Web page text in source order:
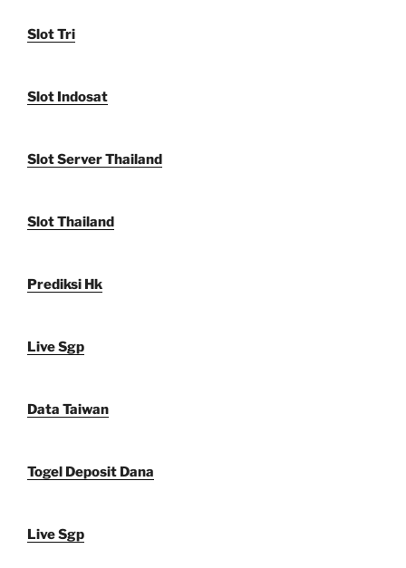
Slot Tri
Slot Indosat
Slot Server Thailand
Slot Thailand
Prediksi Hk
Live Sgp
Data Taiwan
Togel Deposit Dana
Live Sgp